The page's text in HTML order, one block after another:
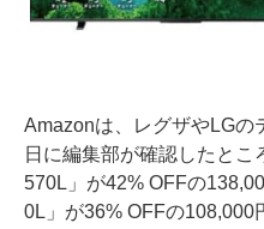
Amazonは、レグザやLGの
日に編集部が確認したと
570L」が42% OFFの
0L」が36% OFFの108,000